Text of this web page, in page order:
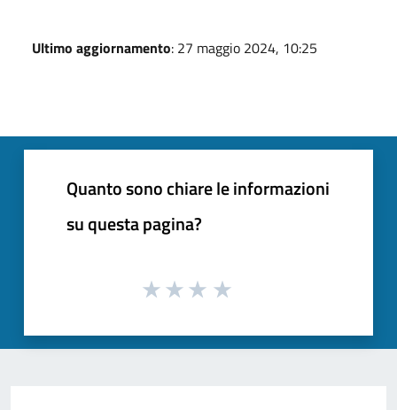
Ultimo aggiornamento: 27 maggio 2024, 10:25
Quanto sono chiare le informazioni
su questa pagina?